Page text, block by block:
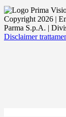
Copyright 2026 |
Parma S.p.A. |
Disclaimer